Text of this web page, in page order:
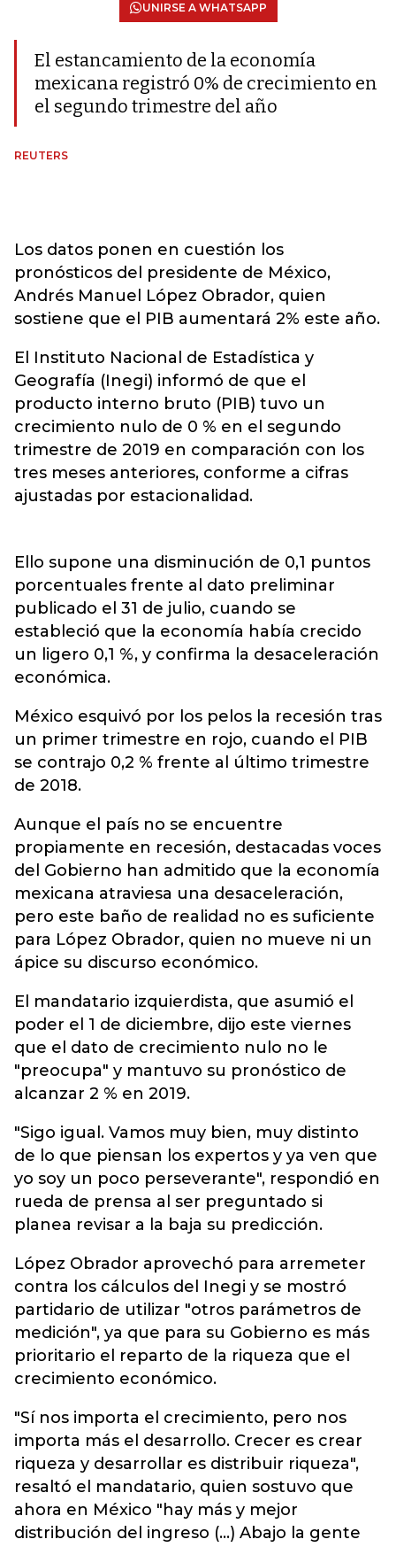
UNIRSE A WHATSAPP
El estancamiento de la economía
mexicana registró 0% de crecimiento en
el segundo trimestre del año
REUTERS
Los datos ponen en cuestión los
pronósticos del presidente de México,
Andrés Manuel López Obrador, quien
sostiene que el PIB aumentará 2% este año.
El Instituto Nacional de Estadística y
Geografía (Inegi) informó de que el
producto interno bruto (PIB) tuvo un
crecimiento nulo de 0 % en el segundo
trimestre de 2019 en comparación con los
tres meses anteriores, conforme a cifras
ajustadas por estacionalidad.
Ello supone una disminución de 0,1 puntos
porcentuales frente al dato preliminar
publicado el 31 de julio, cuando se
estableció que la economía había crecido
un ligero 0,1 %, y confirma la desaceleración
económica.
México esquivó por los pelos la recesión tras
un primer trimestre en rojo, cuando el PIB
se contrajo 0,2 % frente al último trimestre
de 2018.
Aunque el país no se encuentre
propiamente en recesión, destacadas voces
del Gobierno han admitido que la economía
mexicana atraviesa una desaceleración,
pero este baño de realidad no es suficiente
para López Obrador, quien no mueve ni un
ápice su discurso económico.
El mandatario izquierdista, que asumió el
poder el 1 de diciembre, dijo este viernes
que el dato de crecimiento nulo no le
"preocupa" y mantuvo su pronóstico de
alcanzar 2 % en 2019.
"Sigo igual. Vamos muy bien, muy distinto
de lo que piensan los expertos y ya ven que
yo soy un poco perseverante", respondió en
rueda de prensa al ser preguntado si
planea revisar a la baja su predicción.
López Obrador aprovechó para arremeter
contra los cálculos del Inegi y se mostró
partidario de utilizar "otros parámetros de
medición", ya que para su Gobierno es más
prioritario el reparto de la riqueza que el
crecimiento económico.
"Sí nos importa el crecimiento, pero nos
importa más el desarrollo. Crecer es crear
riqueza y desarrollar es distribuir riqueza",
resaltó el mandatario, quien sostuvo que
ahora en México "hay más y mejor
distribución del ingreso (...) Abajo la gente